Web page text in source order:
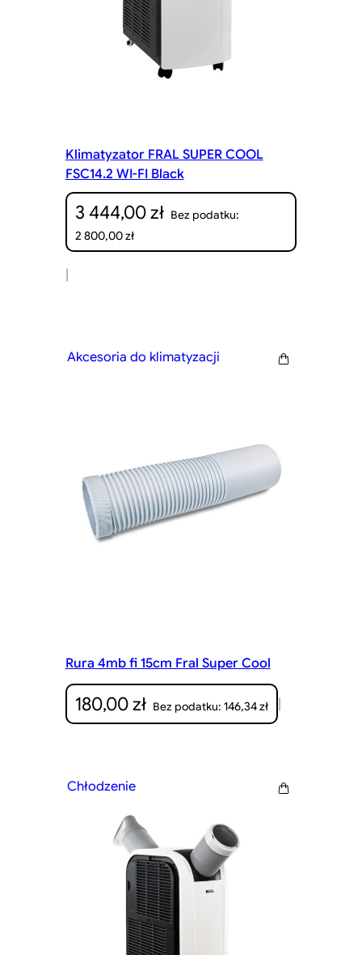
Klimatyzator FRAL SUPER COOL
FSC14.2 WI-FI Black
3 444,00zł Bez podatku:
2 800,00zł
|
Akcesoria do klimatyzacji
Rura 4mb fi 15cm Fral Super Cool
180,00zł Bez podatku: 146,34zł |
Chłodzenie